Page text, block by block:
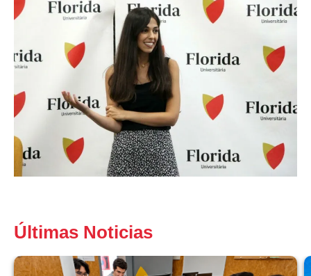
Últimas Noticias